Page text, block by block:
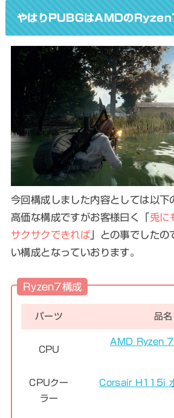
やはりPUBGはAMDの
今回構成しました内容としては以下
高価な構成ですがお客様曰く「
兎に
サクサクできれば 」との事でした
い構成となっていおります。
Ryzen7構成
パーツ 品名
CPU
AMD Ryzen
CPUクー
ラー
Corsair H115i